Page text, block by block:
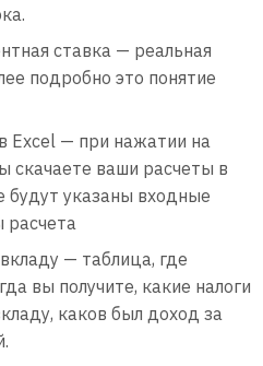
ставка — реальная
подробно это понятие
Excel — при нажатии на
скачаете ваши расчеты в
будут указаны входные
расчета
— таблица, где
вы получите, какие налоги
каков был доход за